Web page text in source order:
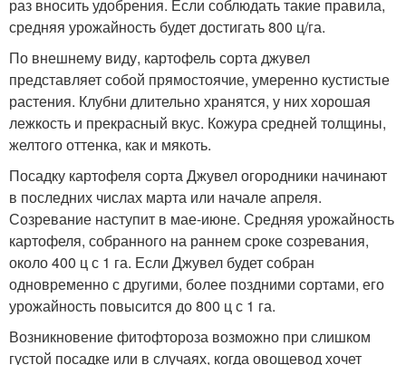
раз вносить удобрения. Если соблюдать такие правила,
средняя урожайность будет достигать 800 ц/га.
По внешнему виду, картофель сорта джувел
представляет собой прямостоячие, умеренно кустистые
растения. Клубни длительно хранятся, у них хорошая
лежкость и прекрасный вкус. Кожура средней толщины,
желтого оттенка, как и мякоть.
Посадку картофеля сорта Джувел огородники начинают
в последних числах марта или начале апреля.
Созревание наступит в мае-июне. Средняя урожайность
картофеля, собранного на раннем сроке созревания,
около 400 ц с 1 га. Если Джувел будет собран
одновременно с другими, более поздними сортами, его
урожайность повысится до 800 ц с 1 га.
Возникновение фитофтороза возможно при слишком
густой посадке или в случаях, когда овощевод хочет